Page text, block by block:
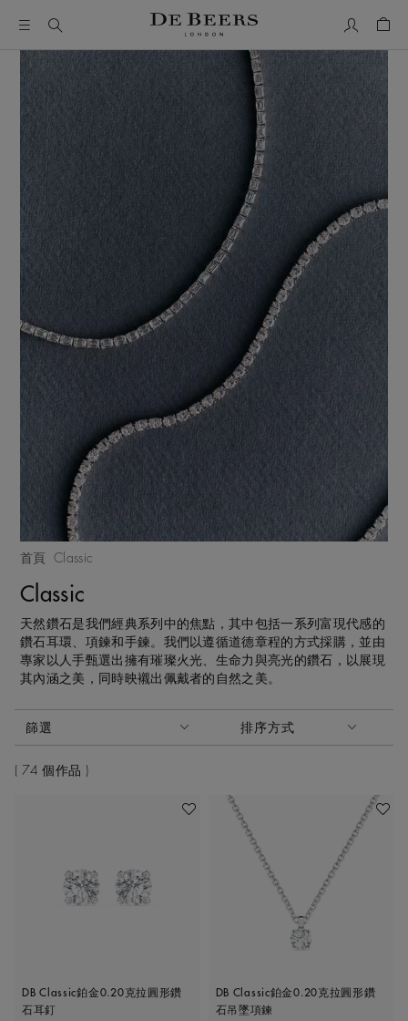
首頁 Classic
Classic
天然鑽石是我們經典系列中的焦點，其中包括一系列富現代感的
鑽石耳環、項鍊和手鍊。我們以遵循道德章程的方式採購，並由
專家以人手甄選出擁有璀璨火光、生命力與亮光的鑽石，以展現
其內涵之美，同時映襯出佩戴者的自然之美。
篩選 排序方式
排序方式
74 個作品
加入喜愛清單
DB Classic鉑金0.20克拉圓形鑽
石耳釘
加入喜
DB Classic鉑金0.20克拉圓形鑽
石吊墜項鍊